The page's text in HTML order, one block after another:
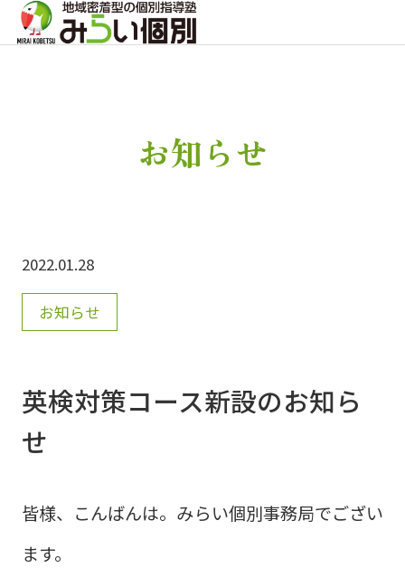
お知らせ
2022.01.28
お知らせ
英検対策コース新設のお知ら
せ
皆様、こんばんは。みらい個別事務局でござい
ます。